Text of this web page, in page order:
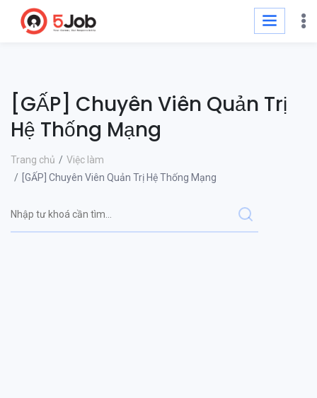
[GẤP] Chuyên Viên Quản Trị
Hệ Thống Mạng
Trang chủ
Việc làm
[GẤP] Chuyên Viên Quản Trị Hệ Thống Mạng